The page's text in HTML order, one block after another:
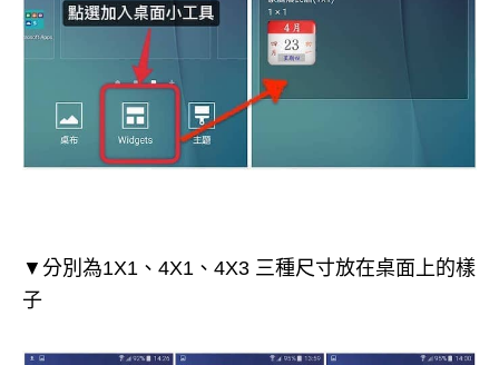
▼分別為1X1、4X1、4X3 三種尺寸放在桌面上的樣
子